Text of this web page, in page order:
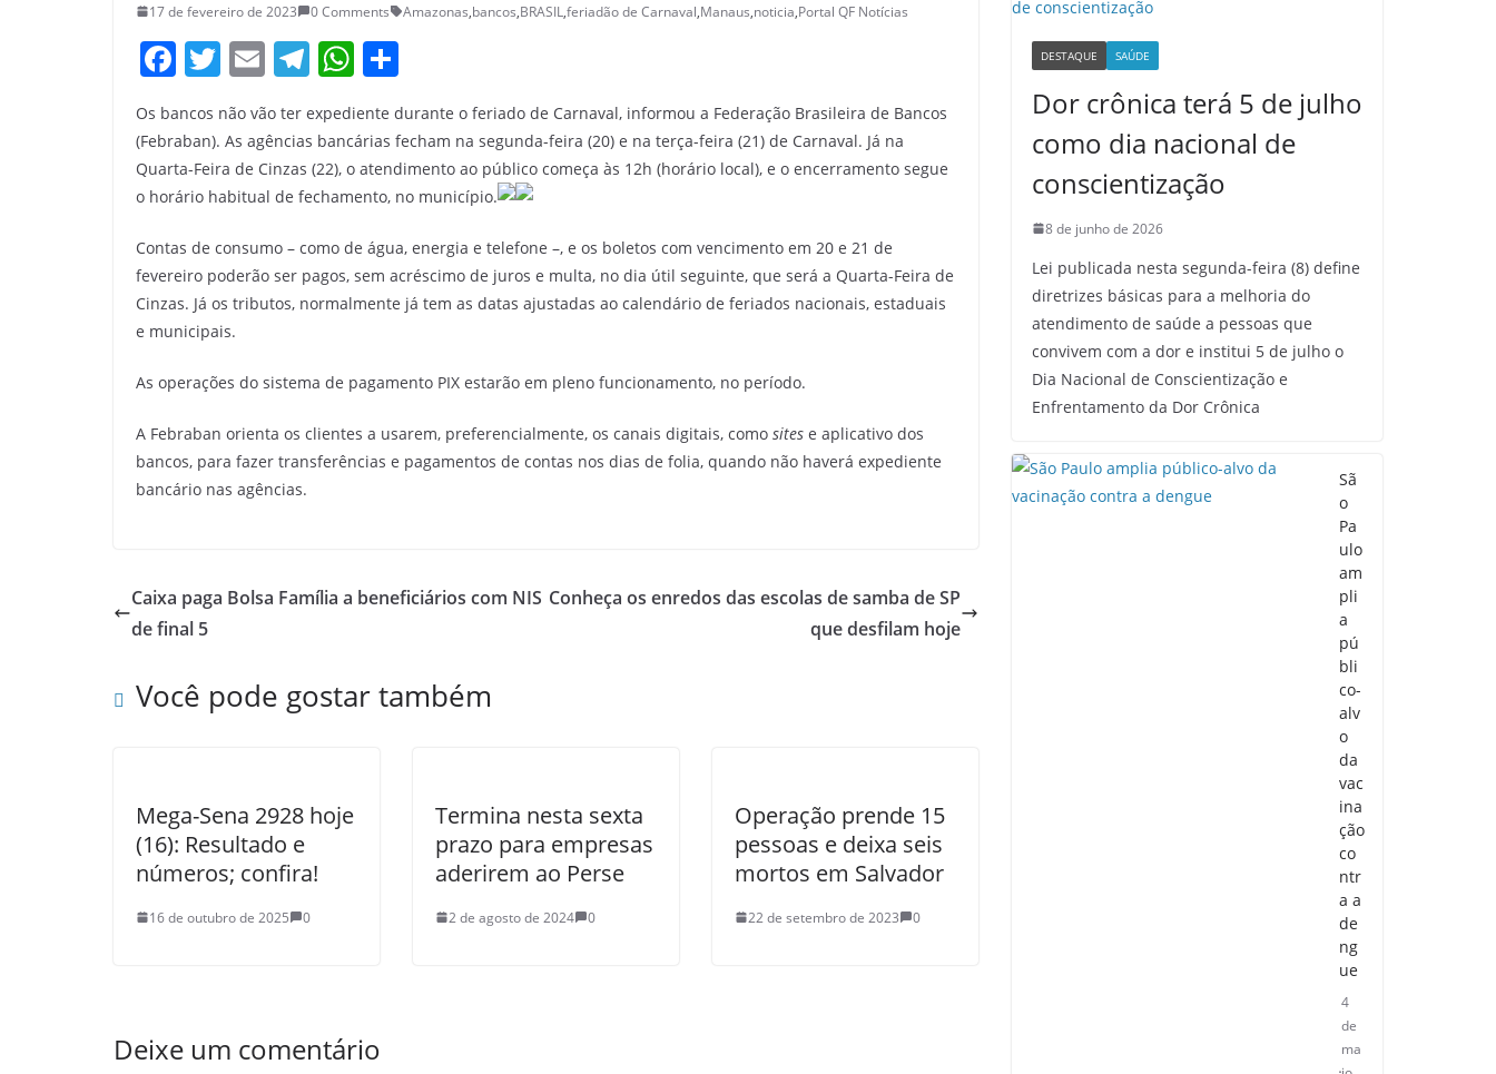
17 de fevereiro de 2023 0 Comments Amazonas,bancos,BRASIL,feriadão de Carnaval,Manaus,noticia,Portal QF Notícias
F
c
e
b
o
o
k
T
w
itt
er
E
m
ai
l
T
e
gr
a
m
W
at
s
A
p
p
h
ar
e
Os bancos não vão ter expediente durante o feriado de Carnaval, informou a Federação Brasileira de Bancos
(Febraban). As agências bancárias fecham na segunda-feira (20) e na terça-feira (21) de Carnaval. Já na
Quarta-Feira de Cinzas (22), o atendimento ao público começa às 12h (horário local), e o encerramento segue
o horário habitual de fechamento, no município.
Contas de consumo – como de água, energia e telefone –, e os boletos com vencimento em 20 e 21 de
fevereiro poderão ser pagos, sem acréscimo de juros e multa, no dia útil seguinte, que será a Quarta-Feira de
Cinzas. Já os tributos, normalmente já tem as datas ajustadas ao calendário de feriados nacionais, estaduais
e municipais.
As operações do sistema de pagamento PIX estarão em pleno funcionamento, no período.
A Febraban orienta os clientes a usarem, preferencialmente, os canais digitais, como sites e aplicativo dos
bancos, para fazer transferências e pagamentos de contas nos dias de folia, quando não haverá expediente
bancário nas agências.
Caixa paga Bolsa Família a beneficiários com NIS
de final 5
Conheça os enredos das escolas de samba de SP
que desfilam hoje
Você pode gostar também
Mega-Sena 2928 hoje
(16): Resultado e
números; confira!
16 de outubro de 2025 0
Termina nesta sexta
prazo para empresas
aderirem ao Perse
2 de agosto de 2024 0
Operação prende 15
pessoas e deixa seis
mortos em Salvador
22 de setembro de 2023 0
Deixe um comentário
DESTAQUE SAÚDE
Dor crônica terá 5 de julho
como dia nacional de
conscientização
8 de junho de 2026
Lei publicada nesta segunda-feira (8) define
diretrizes básicas para a melhoria do
atendimento de saúde a pessoas que
convivem com a dor e institui 5 de julho o
Dia Nacional de Conscientização e
Enfrentamento da Dor Crônica
Sã
o
Pa
ulo
am
pli
a
pú
bli
co-
alv
o
da
vac
ina
ção
co
ntr
a a
de
ng
ue
4
de
ma